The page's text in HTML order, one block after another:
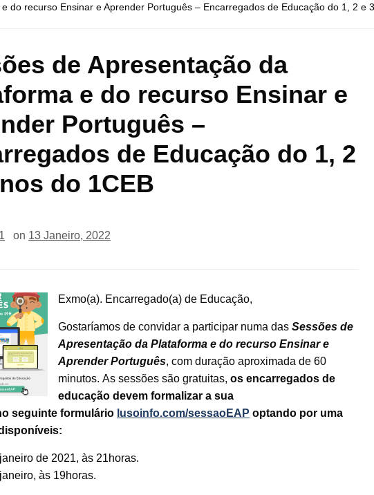
do recurso Ensinar e Aprender Português – Encarregados de Educação do 1, 2 e
de Apresentação da
e do recurso Ensinar e
Português –
de Educação do 1, 2
do 1CEB
on 13 Janeiro, 2022
Exmo(a). Encarregado(a) de Educação,
Gostaríamos de convidar a participar numa das Sessões de
Apresentação da Plataforma e do recurso Ensinar e
Aprender Português, com duração aproximada de 60
minutos. As sessões são gratuitas, os encarregados de
educação devem formalizar a sua
seguinte formulário lusoinfo.com/sessaoEAP optando por uma
de 2021, às 21horas.
às 19horas.